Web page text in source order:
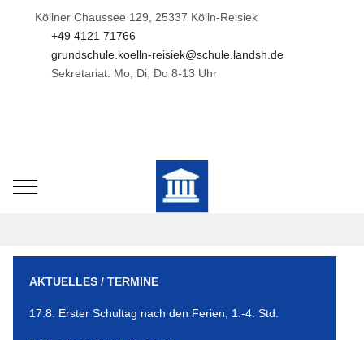
Köllner Chaussee 129, 25337 Kölln-Reisiek
+49 4121 71766
grundschule.koelln-reisiek@schule.landsh.de
Sekretariat: Mo, Di, Do 8-13 Uhr
Mobile Menu Toggle
AKTUELLES / TERMINE
17.8. Erster Schultag nach den Ferien, 1.-4. Std.